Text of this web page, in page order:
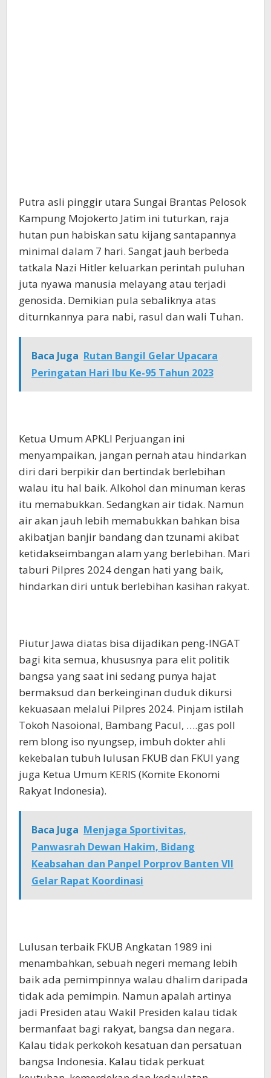
Putra asli pinggir utara Sungai Brantas Pelosok
Kampung Mojokerto Jatim ini tuturkan, raja
hutan pun habiskan satu kijang santapannya
minimal dalam 7 hari. Sangat jauh berbeda
tatkala Nazi Hitler keluarkan perintah puluhan
juta nyawa manusia melayang atau terjadi
genosida. Demikian pula sebaliknya atas
diturnkannya para nabi, rasul dan wali Tuhan.
Baca Juga Rutan Bangil Gelar Upacara
Peringatan Hari Ibu Ke-95 Tahun 2023
Ketua Umum APKLI Perjuangan ini
menyampaikan, jangan pernah atau hindarkan
diri dari berpikir dan bertindak berlebihan
walau itu hal baik. Alkohol dan minuman keras
itu memabukkan. Sedangkan air tidak. Namun
air akan jauh lebih memabukkan bahkan bisa
akibatjan banjir bandang dan tzunami akibat
ketidakseimbangan alam yang berlebihan. Mari
taburi Pilpres 2024 dengan hati yang baik,
hindarkan diri untuk berlebihan kasihan rakyat.
Piutur Jawa diatas bisa dijadikan peng-INGAT
bagi kita semua, khususnya para elit politik
bangsa yang saat ini sedang punya hajat
bermaksud dan berkeinginan duduk dikursi
kekuasaan melalui Pilpres 2024. Pinjam istilah
Tokoh Nasoional, Bambang Pacul, ….gas poll
rem blong iso nyungsep, imbuh dokter ahli
kekebalan tubuh lulusan FKUB dan FKUI yang
juga Ketua Umum KERIS (Komite Ekonomi
Rakyat Indonesia).
Baca Juga Menjaga Sportivitas,
Panwasrah Dewan Hakim, Bidang
Keabsahan dan Panpel Porprov Banten VII
Gelar Rapat Koordinasi
Lulusan terbaik FKUB Angkatan 1989 ini
menambahkan, sebuah negeri memang lebih
baik ada pemimpinnya walau dhalim daripada
tidak ada pemimpin. Namun apalah artinya
jadi Presiden atau Wakil Presiden kalau tidak
bermanfaat bagi rakyat, bangsa dan negara.
Kalau tidak perkokoh kesatuan dan persatuan
bangsa Indonesia. Kalau tidak perkuat